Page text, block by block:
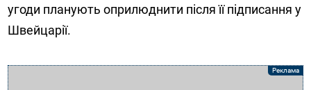
угоди планують оприлюднити після її підписання у
Швейцарії.